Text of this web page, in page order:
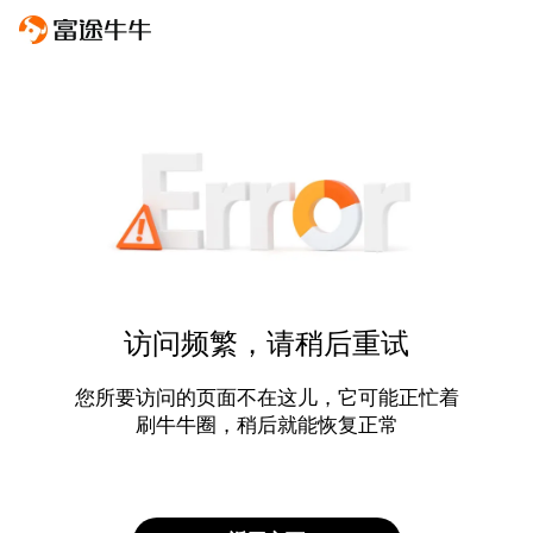
访问频繁，请稍后重试
您所要访问的页面不在这儿，它可能正忙着
刷牛牛圈，稍后就能恢复正常